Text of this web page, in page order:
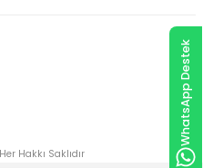
Hakkı Saklıdır
WhatsApp Destek